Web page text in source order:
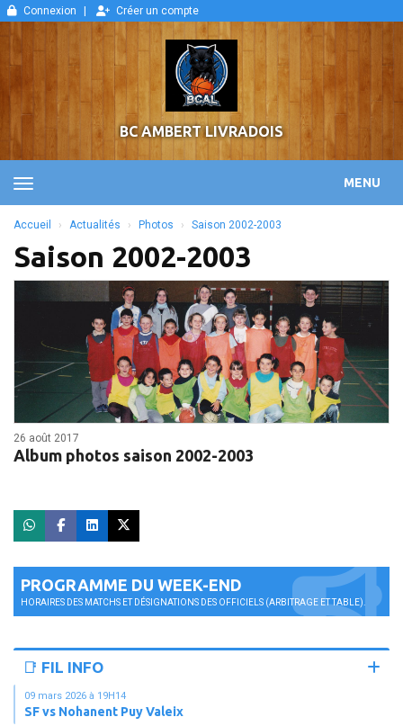
Connexion Créer un compte
BC AMBERT LIVRADOIS
MENU
Accueil Actualités Photos Saison 2002-2003
Saison 2002-2003
26 août 2017
Album photos saison 2002-2003
PROGRAMME DU WEEK-END
HORAIRES DES MATCHS ET DÉSIGNATIONS DES OFFICIELS (ARBITRAGE ET TABLE).
📑 FIL INFO
09 mars 2026 à 19H14
SF vs Nohanent Puy Valeix
Panneau de gestion des cookies